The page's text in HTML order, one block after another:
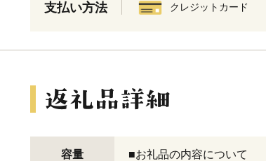
支払い方法 クレジットカード
容量
■お礼品の内容について